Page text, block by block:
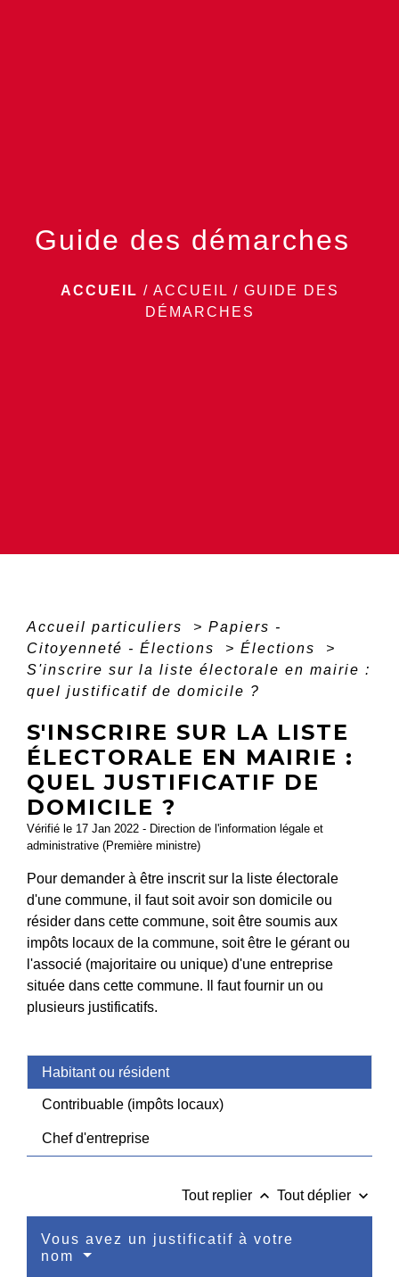
Guide des démarches
ACCUEIL / ACCUEIL / GUIDE DES
DÉMARCHES
Accueil particuliers > Papiers -
Citoyenneté - Élections
> Élections
>
S'inscrire sur la liste électorale en mairie :
quel justificatif de domicile ?
S'INSCRIRE SUR LA LISTE
ÉLECTORALE EN MAIRIE :
QUEL JUSTIFICATIF DE
DOMICILE ?
Vérifié le 17 Jan 2022 - Direction de l'information légale et
administrative (Première ministre)
Pour demander à être inscrit sur la liste électorale
d'une commune, il faut soit avoir son domicile ou
résider dans cette commune, soit être soumis aux
impôts locaux de la commune, soit être le gérant ou
l'associé (majoritaire ou unique) d'une entreprise
située dans cette commune. Il faut fournir un ou
plusieurs justificatifs.
Habitant ou résident
Contribuable (impôts locaux)
Chef d'entreprise
Tout replier keyboard_arrow_up Tout déplier keyboard_arrow_down
Vous avez un justificatif à votre
nom